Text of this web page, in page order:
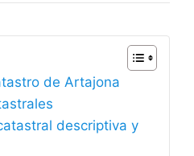
de Artajona
descriptiva y